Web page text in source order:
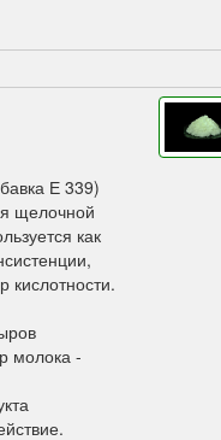
Е 339)
щелочной
как
кислотности.
молока -